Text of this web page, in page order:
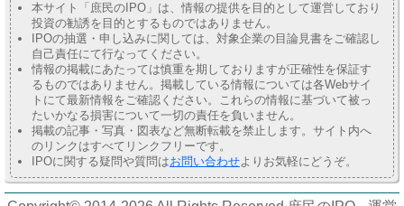
本サイト「庶民のIPO」は、情報の提供を目的として運営しており
投資の勧誘を目的とするものではありません。
IPOの抽選・申し込みに関しては、対象企業の目論見書をご確認し
自己責任にて行なってください。
情報の掲載にあたっては慎重を期しておりますが正確性を保証す
るものではありません。掲載している情報については各Webサイ
トにて最新情報をご確認ください。これらの情報に基づいて被っ
たいかなる損害について一切の責任を負いません。
掲載の記事・写真・図表など無断転載を禁止します。サイト内へ
のリンクはすべてリンクフリーです。
IPOに関する疑問や質問はお問い合わせよりお気軽にどうぞ。